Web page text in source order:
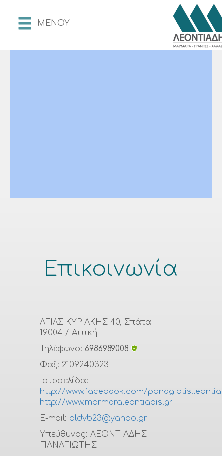
MENOY
Επικοινωνία
ΑΓΙΑΣ ΚΥΡΙΑΚΗΣ 40, Σπάτα
19004 / Αττική
Τηλέφωνο: 6986989008
Φαξ: 2109240323
Ιστοσελίδα:
http://www.facebook.com/
http://www.marmaraleontiadis.gr
E-mail: pldvb23@yahoo.gr
Υπεύθυνος: ΛΕΟΝΤΙΑΔΗΣ
ΠΑΝΑΓΙΩΤΗΣ